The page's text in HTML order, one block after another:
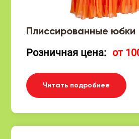
Плиссированные юбки
Розничная цена: от
Читать подробнее